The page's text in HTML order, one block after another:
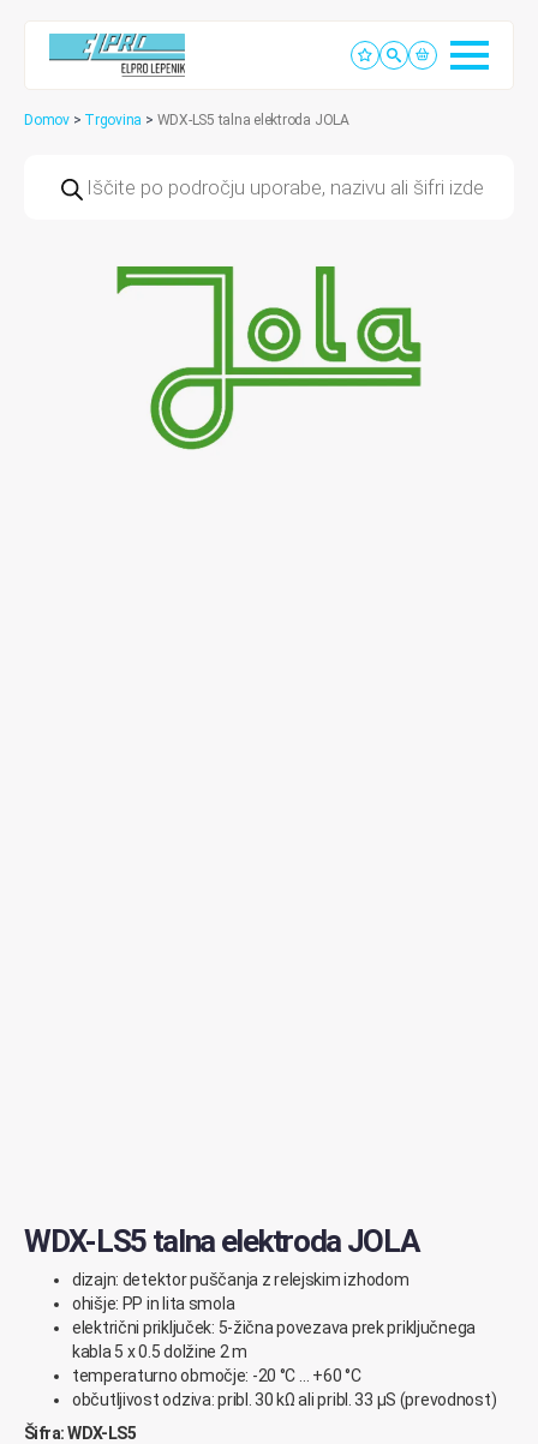
Domov > Trgovina > WDX-LS5 talna elektroda JOLA
search
WDX-LS5 talna elektroda JOLA
dizajn: detektor puščanja z relejskim izhodom
ohišje: PP in lita smola
električni priključek: 5-žična povezava prek priključnega
kabla 5 x 0.5 dolžine 2 m
temperaturno območje: -20 °C … +60 °C
občutljivost odziva: pribl. 30 kΩ ali pribl. 33 μS (prevodnost)
Šifra: WDX-LS5